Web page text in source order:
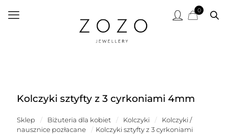
0
Kolczyki sztyfty z 3 cyrkoniami 4mm
Sklep / Biżuteria dla kobiet / Kolczyki /
Kolczyki /
nausznice pozłacane
/ Kolczyki sztyfty z 3 cyrkoniami